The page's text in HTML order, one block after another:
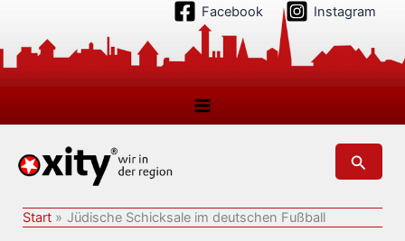
springen
Facebook Instagram
Suchen
Start Jüdische Schicksale im deutschen Fußball